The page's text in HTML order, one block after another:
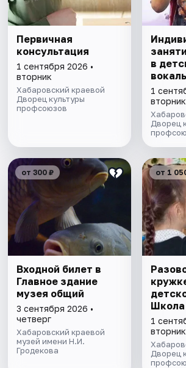
Первичная
консультация
1 сентября 2026 •
вторник
Хабаровский краевой
Дворец культуры
профсоюзов
в
1
вторник
Дворец
от 300 ₽
Входной билет в
Главное здание
музея общий
3 сентября 2026 •
четверг
Хабаровский краевой
музей имени Н.И.
Гродекова
от 1
Школа
1
вторник
Дворец